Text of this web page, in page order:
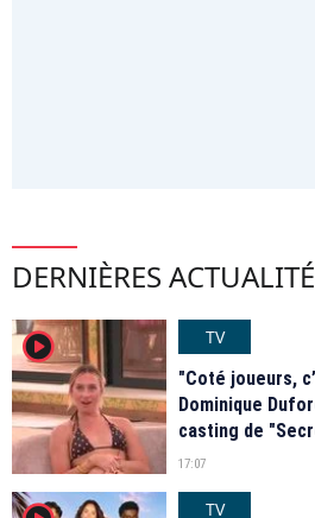
DERNIÈRES
player2
TV
"Coté joueurs,
Dominique
casting de
17:07
TV